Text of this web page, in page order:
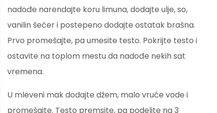
nadođe narendajte koru limuna, dodajte ulje, so,
vanilin šećer i postepeno dodajte ostatak brašna.
Prvo promešajte, pa umesite testo. Pokrijte testo i
ostavite na toplom mestu da nadođe nekih sat
vremena.
U mleveni mak dodajte džem, malo vruće vode i
promešajte. Testo premsite, pa podelite na 3